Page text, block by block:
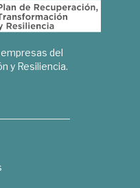
del
y Resiliencia.